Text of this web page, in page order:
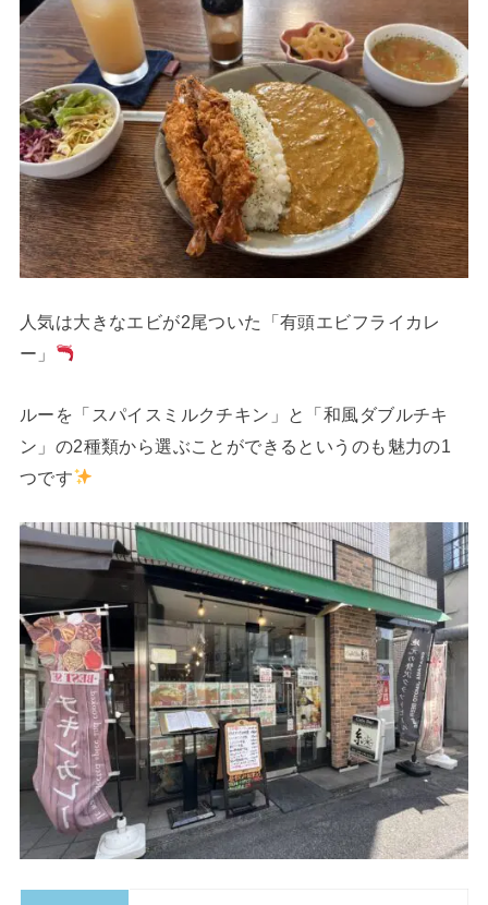
人気は大きなエビが2尾ついた「有頭エビフライカレ
ー」
ルーを「スパイスミルクチキン」と「和風ダブルチキ
ン」の2種類から選ぶことができるというのも魅力の1
つです